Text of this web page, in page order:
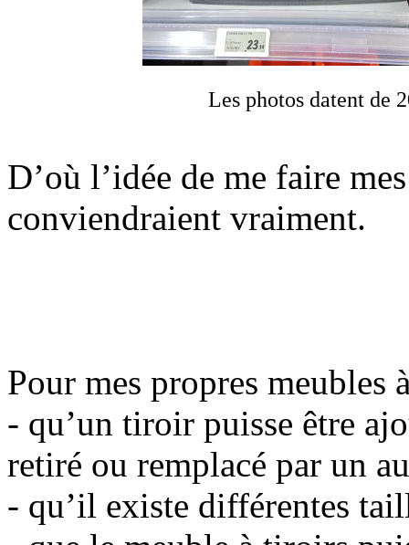
Les photos datent de
D’où l’idée de me faire
conviendraient vraiment.
Pour mes propres
- qu’un tiroir puisse être
retiré ou remplacé par un
- qu’il existe différentes